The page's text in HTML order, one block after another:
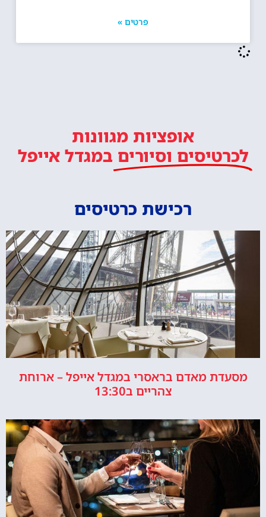
פרטים »
אופציות מגוונות
לכרטיסים וסיורים במגדל אייפל
רכישת כרטיסים
מסעדת מאדם בראסרי במגדל אייפל – ארוחת
צהריים ב13:30